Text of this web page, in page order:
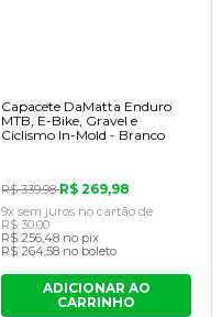
Capacete DaMatta Enduro
MTB, E-Bike, Gravel e
Ciclismo In-Mold - Branco
R$ 339,98R$ 269,98
9x sem juros no cartão de
R$ 30,00
R$ 256,48 no pix
R$ 264,58 no boleto
ADICIONAR AO
CARRINHO